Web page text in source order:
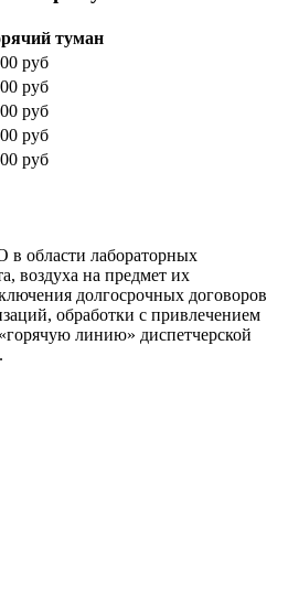
туман
руб
руб
руб
руб
руб
области лабораторных
воздуха на предмет их
долгосрочных договоров
обработки с привлечением
линию» диспетчерской